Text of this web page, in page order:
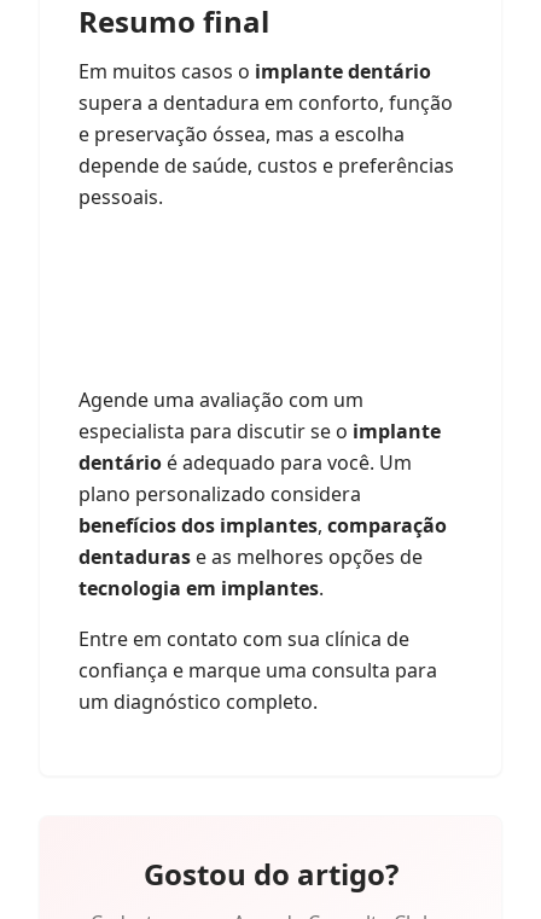
Resumo final
Em muitos casos o implante dentário
supera a dentadura em conforto, função
e preservação óssea, mas a escolha
depende de saúde, custos e preferências
pessoais.
Agende uma avaliação com um
especialista para discutir se o implante
dentário é adequado para você. Um
plano personalizado considera
benefícios dos implantes, comparação
dentaduras e as melhores opções de
tecnologia em implantes.
Entre em contato com sua clínica de
confiança e marque uma consulta para
um diagnóstico completo.
Gostou do artigo?